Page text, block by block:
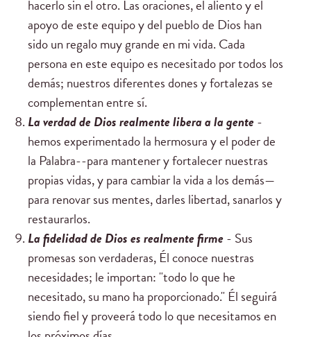
hacerlo sin el otro. Las oraciones, el aliento y el
apoyo de este equipo y del pueblo de Dios han
sido un regalo muy grande en mi vida. Cada
persona en este equipo es necesitado por todos los
demás; nuestros diferentes dones y fortalezas se
complementan entre sí.
La verdad de Diosrealmente libera a la gente-
hemos experimentado la hermosura y el poder de
la Palabra--para mantener y fortalecer nuestras
propias vidas, y para cambiar la vida a los demás—
para renovar sus mentes, darles libertad, sanarlos y
restaurarlos.
La fidelidad de Dioses realmente firme- Sus
promesas son verdaderas, Él conoce nuestras
necesidades; le importan: "todo lo que he
necesitado, su mano ha proporcionado." Él seguirá
siendo fiel y proveerá todo lo que necesitamos en